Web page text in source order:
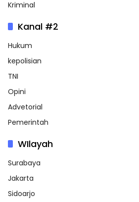
Kriminal
Kanal #2
Hukum
kepolisian
TNI
Opini
Advetorial
Pemerintah
WIlayah
Surabaya
Jakarta
Sidoarjo